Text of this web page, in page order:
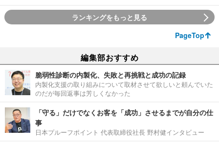
ランキングをもっと見る
PageTop
編集部おすすめ
脆弱性診断の内製化、失敗と再挑戦と成功の記録
内製化支援の取り組みについて取材させて欲しいと頼んでいた
のだが毎回返事は芳しくなかった
「守る」だけでなくお客を「成功」させるまでが自分の仕
事
日本プルーフポイント 代表取締役社長 野村健インタビュー